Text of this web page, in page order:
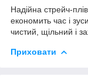
Надійна стрейч-
економить час і
чистий, щільний і
Приховати